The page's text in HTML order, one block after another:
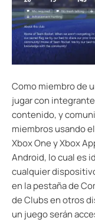
Como miembro de
jugar con
contenido, y
miembros usando
Xbox One y Xbox
Android, lo cual es
cualquier
en la pestaña de
de Clubs en otros
un juego serán